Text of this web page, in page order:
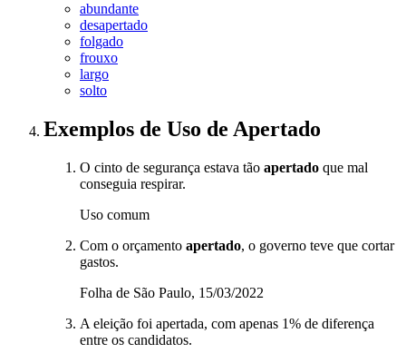
abundante
desapertado
folgado
frouxo
largo
solto
Exemplos de Uso de Apertado
O cinto de segurança estava tão apertado que mal
conseguia respirar.
Uso comum
Com o orçamento apertado, o governo teve que cortar
gastos.
Folha de São Paulo, 15/03/2022
A eleição foi apertada, com apenas 1% de diferença
entre os candidatos.